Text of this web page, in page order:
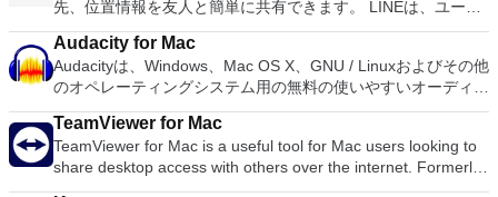
ムをプレイできます。 全体的に、PC PS2 for Mac PS2エミュ
レーターの機能は優れています。 PS2ゲームを高い精度でエ
ミュレートでき、Mac OSとエミュレーターを切り替えること
ができます。欠点は、高速ゲームに苦労し、時々フリーズまた
はクラッシュすることです。* Mac用PCSX2を使用するには、
コンソールから抽出できるPlaystation 2 BIOSが必要です。
クしましょう。購読または無料で聴くことができます。
先、位置情報を友人と簡単に共有できます。 LINEは、ユーザ
ーが他の多くのプラットフォームとともにMacやiOSの仲間の
ユーザーとやり取りできる唯一のサービスの1つです。 人気ア
ーティスト、有名人、ブランド、テレビ番組の最新ニュースと
特別クーポンを入手できます。 LINEを使用すると、1対1のメ
ッセージングとグループチャットで、いつでもどこでも無料の
インスタントメッセージを友人と交換できます。 LINEは、
iPhone、Android、Windows Phone、Blackberry、さらには
PCのすべての一般的なスマートフォンデバイスで利用できま
Audacity for Mac
Audacityは、Windows、Mac OS X、GNU / Linuxおよびその他
のオペレーティングシステム用の無料の使いやすいオーディオ
エディタおよびレコーダーです。 Audacityを使用して次のこ
とができます。 ライブオーディオを録音します。 テープと記
録をデジタル録音またはCDに変換します。 Ogg Vorbis、
MP3、WAVまたはAIFFサウンドファイルを編集します。 サウ
ンドをカット、コピー、スプライス、またはミックスします。
TeamViewer for Mac
TeamViewer for Mac is a useful tool for Mac users looking to
share desktop access with others over the internet. Formerly
a tool used primarily by technicians to fix issues on host